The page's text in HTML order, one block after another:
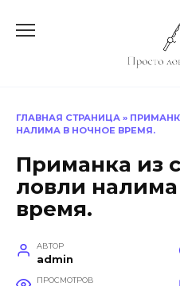
ГЛАВНАЯ СТРАНИЦА »
НАЛИМА В НОЧНОЕ ВРЕМЯ.
Приманка из
ловли
время.
АВТОР
admin
ПРОСМОТРОВ